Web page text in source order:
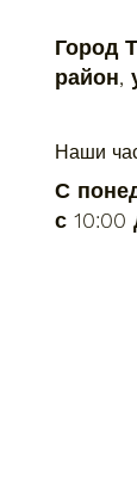
Город
район,
Наши
С
с 10:00